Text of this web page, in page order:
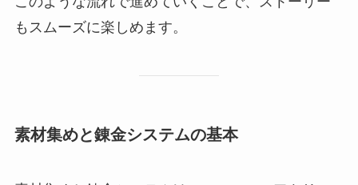
もスムーズに楽しめます。
素材集めと錬金システムの基本